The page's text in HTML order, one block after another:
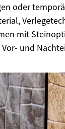
oder
mit
und